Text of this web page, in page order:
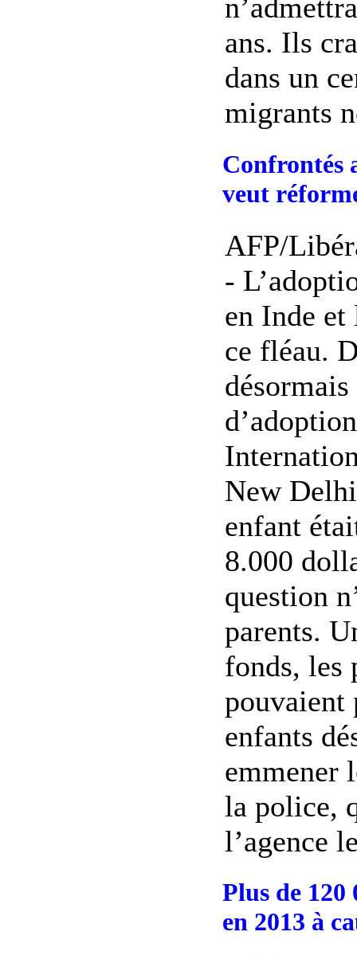
ans. Ils
dans un
migrants
Confrontés
veut
AFP/
-
en Inde et
ce fléau.
désormais
New
enfant
8.000
question
parents.
fonds, les
pouvaient
enfants
emmener
la police,
l’agence
Plus de
en 2013 à